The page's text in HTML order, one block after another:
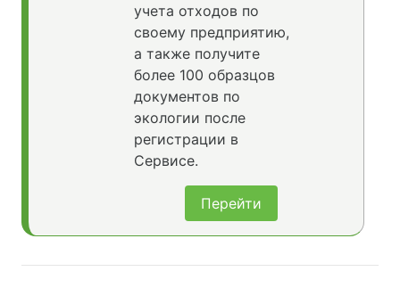
учета отходов по
своему предприятию,
а также получите
более 100 образцов
документов по
экологии после
регистрации в
Сервисе.
Перейти